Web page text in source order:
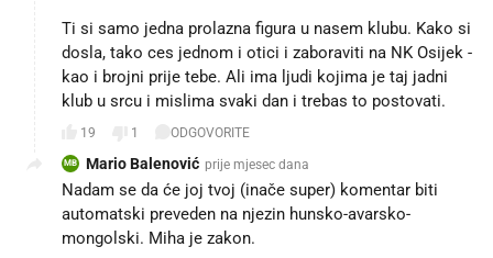
Ti si samo jedna prolazna figura u nasem klubu. Kako si
dosla, tako ces jednom i otici i zaboraviti na NK Osijek -
kao i brojni prije tebe. Ali ima ljudi kojima je taj jadni
klub u srcu i mislima svaki dan i trebas to postovati.
19 1 ODGOVORITE
MB Mario Balenović prije mjesec dana
Nadam se da će joj tvoj (inače super) komentar biti
automatski preveden na njezin hunsko-avarsko-
mongolski. Miha je zakon.